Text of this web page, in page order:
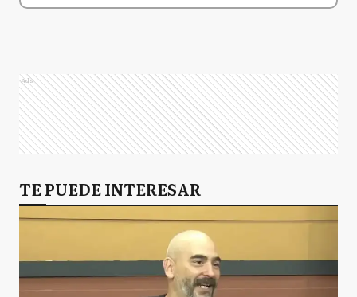
Ads
TE PUEDE INTERESAR